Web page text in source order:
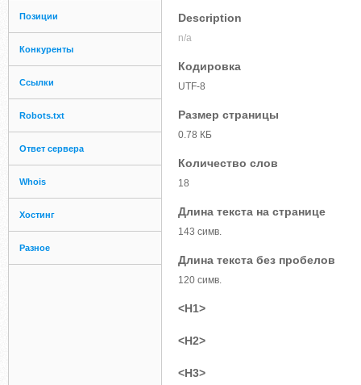
Позиции
Конкуренты
Ссылки
Robots.txt
Ответ сервера
Whois
Хостинг
Разное
Description
n/a
Кодировка
UTF-8
Размер страницы
0.78 КБ
Количество слов
18
Длина текста на странице
143 симв.
Длина текста без пробелов
120 симв.
<H1>
<H2>
<H3>